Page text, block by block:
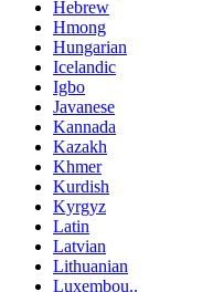
Hebrew
Hmong
Hungarian
Icelandic
Igbo
Javanese
Kannada
Kazakh
Khmer
Kurdish
Kyrgyz
Latin
Latvian
Lithuanian
Luxembou..